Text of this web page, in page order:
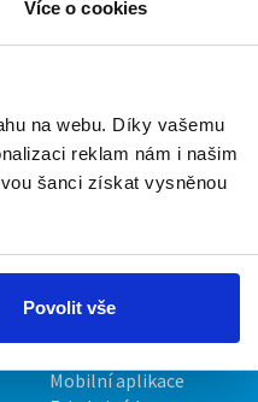
Více o cookies
na webu. Díky vašemu
reklam nám i našim
šanci získat vysněnou
Povolit vše
Mobilní aplikace